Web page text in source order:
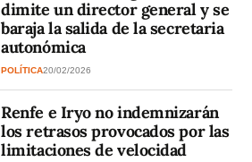
dimite un director general y se
baraja la salida de la secretaria
autonómica
POLÍTICA20/02/2026
Renfe e Iryo no indemnizarán
los retrasos provocados por las
limitaciones de velocidad